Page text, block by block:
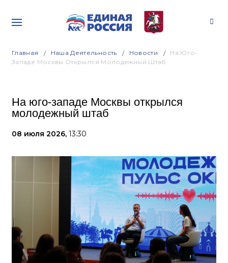
Главная Наша Деятельность Новости
На Юго-
Западе Москвы Открылся Молодежный Штаб
На юго-западе Москвы открылся
молодежный штаб
08 июля 2026, 13:30